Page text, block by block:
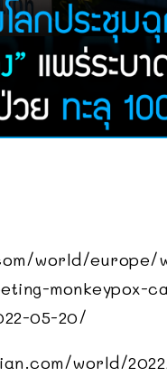
world/europe/
monkeypox-
05-20/
world/